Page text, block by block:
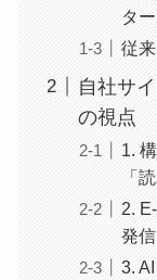
タ
従
自社サ
の視点
1.
「
2.
発
3.